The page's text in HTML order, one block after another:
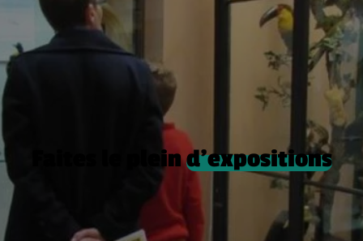
Faites le pleind’expositions